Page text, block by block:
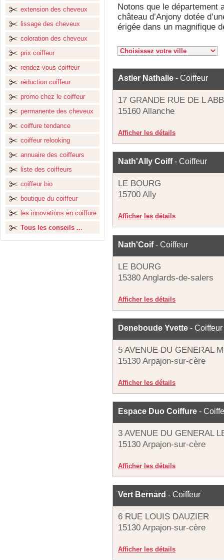
extension des cheveux
lissage des cheveux
coloration des cheveux
prix coiffeur
rendez-vous coiffeur
réduction coiffeur
promo chez le coiffeur
permanente des cheveux
coiffure tendance
coiffeur relooking
annuaire des coiffeurs
liste des coiffeurs
coiffeur bio
boutique du coiffeur
les innovations en coiffure
Tous les conseils ...
Notons que le département
château d’Anjony dotée
érigée dans un magnifique
Astier Nathalie - Coiffeur
17 GRANDE RUE DE L
15160 Allanche
Afficher les détails
Nath'Ally Coiff- Coiffeur
LE BOURG
15700 Ally
Afficher les détails
Nath'Coif- Coiffeur
LE BOURG
15380 Anglards-de-salers
Afficher les détails
Deneboude Yvette - Coiffeur
5 AVENUE DU GENERAL
15130 Arpajon-sur-cère
Afficher les détails
Espace Duo Coiffure -
3 AVENUE DU GENERAL
15130 Arpajon-sur-cère
Afficher les détails
Vert Bernard - Coiffeur
6 RUE LOUIS DAUZIER
15130 Arpajon-sur-cère
Afficher les détails